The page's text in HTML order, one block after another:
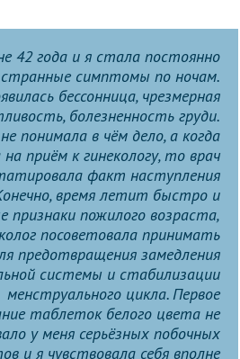
42 года и я стала постоянно
симптомы по ночам.
бессонница, чрезмерная
болезненность груди.
понимала в чём дело, а когда
приём к гинекологу, то врач
факт наступления
время летит быстро и
признаки пожилого возраста,
посоветовала принимать
предотвращения замедления
системы и стабилизации
менструального цикла. Первое
таблеток белого цвета не
у меня серьёзных побочных
и я чувствовала себя вполне